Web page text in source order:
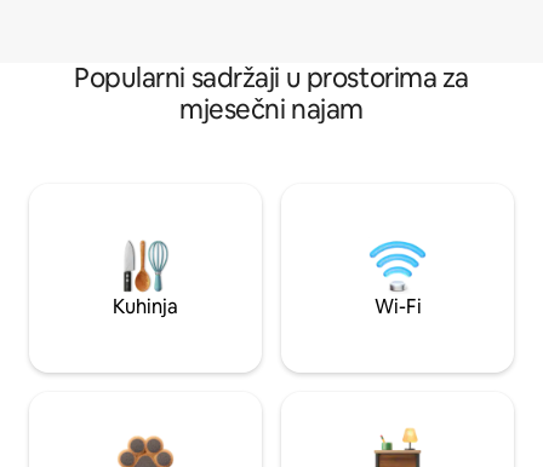
Popularni sadržaji u prostorima za
mjesečni najam
Kuhinja Wi-Fi